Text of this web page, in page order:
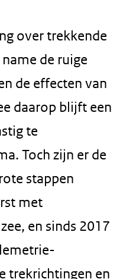
over trekkende
de ruige
de effecten van
daarop blijft een
te
Toch zijn er de
stappen
met
en sinds 2017
trekrichtingen en